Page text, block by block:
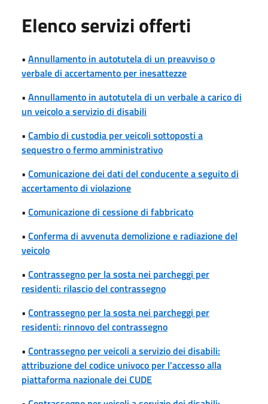
Elenco servizi offerti
• Annullamento in autotutela di un preavviso o
verbale di accertamento per inesattezze
• Annullamento in autotutela di un verbale a carico di
un veicolo a servizio di disabili
• Cambio di custodia per veicoli sottoposti a
sequestro o fermo amministrativo
• Comunicazione dei dati del conducente a seguito di
accertamento di violazione
• Comunicazione di cessione di fabbricato
• Conferma di avvenuta demolizione e radiazione del
veicolo
• Contrassegno per la sosta nei parcheggi per
residenti: rilascio del contrassegno
• Contrassegno per la sosta nei parcheggi per
residenti: rinnovo del contrassegno
• Contrassegno per veicoli a servizio dei disabili:
attribuzione del codice univoco per l'accesso alla
piattaforma nazionale dei CUDE